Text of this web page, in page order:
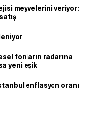
meyvelerini veriyor:
fonların radarına
yeni eşik
enflasyon oranı